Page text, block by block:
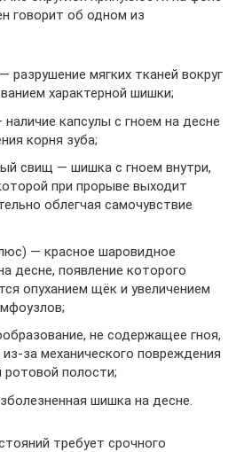
говорит об одном из
разрушение мягких тканей вокруг
характерной шишки;
капсулы с гноем на десне
корня зуба;
свищ — шишка с гноем внутри,
при прорыве выходит
облегчая самочувствие
— красное шаровидное
десне, появление которого
опуханием щёк и увеличением
не содержащее гноя,
за механического повреждения
ротовой полости;
шишка на десне.
требует срочного